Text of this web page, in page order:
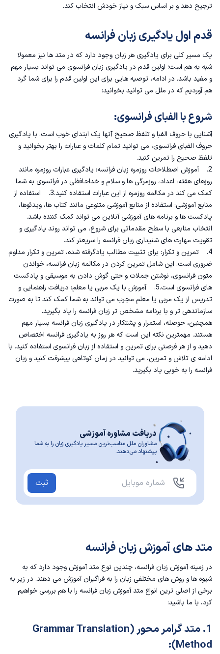
ترجیح دهد و بر اساس سبک و نیاز خودش انتخاب کند.
قدم اول یادگیری زبان فرانسه
یک مسیر کلی برای یادگیری هر زبان وجود دارد که در متد ها نیز معمولا
شبه به هم است؛ اولین قدم در یادگیری زبان فرانسوی می تواند بسیار مهم
و مفید باشد. در ادامه، توصیه هایی برای این اولین قدم را برای شما گرد
هم آوردیم که در ملل می توانید بخوانید:
شروع با الفبای فرانسوی:
آشنایی با حروف الفبا و تلفظ صحیح آنها یک ابتدای خوب است. با یادگیری
حروف الفبای فرانسوی، می توانید تمام کلمات و عبارات را بهتر بخوانید و
تلفظ صحیح را تمرین کنید.
2. آموزش
اصطلاحات روزمره زبان فرانسه: یادگیری عبارات روزمره مانند
روزهای هفته، اعداد، روزمرگی ها و سلام و خداحافظی در فرانسوی به شما
کمک می کند در مکالمه روزمره از این عبارات استفاده کنید.3. استفاده از
منابع آموزشی: استفاده از منابع آموزشی متنوعی مانند کتاب ها، ویدئوها،
پادکست ها و برنامه های آموزشی آنلاین می تواند کمک کننده باشد.
انتخاب منابعی با سطح مقدماتی برای شروع، می تواند روند یادگیری و
تقویت مهارت های شنیداری زبان فرانسه را سریعتر کند.
4. تمرین و تکرار: برای تثبیت مطالب یادگرفته شده، تمرین و تکرار مداوم
ضروری است. این شامل تمرین کردن در مکالمه زبان فرانسه، خواندن
متون فرانسوی، نوشتن جملات و حتی گوش دادن به موسیقی و پادکست
های فرانسوی است.5. آموزش با یک مربی یا معلم: دریافت راهنمایی و
تدریس از یک مربی یا معلم مجرب می تواند به شما کمک کند تا به صورت
سازماندهی تر و با برنامه مشخص تر زبان فرانسه را یاد بگیرید.
همچنین، حوصله، استمرار و پشتکار در یادگیری زبان فرانسه بسیار مهم
هستند. مهمترین نکته این است که هر روز به یادگیری فرانسه اختصاص
دهید و از هر فرصتی برای تمرین و استفاده از زبان فرانسوی استفاده کنید. با
ادامه ی تلاش و تمرین، می توانید در زمان کوتاهی پیشرفت کنید و زبان
فرانسه را به خوبی یاد بگیرید.
دریافت مشاوره آموزشی
مشاوران ملل مناسب‌ترین مسیر یادگیری زبان را به شما
پیشنهاد می‌دهند.
ثبت
متد های آموزش زبان فرانسه
در زمینه آموزش زبان فرانسه، چندین نوع متد آموزش وجود دارد که به
شیوه ها و روش های مختلفی زبان را به فراگیران آموزش می دهند. در زیر به
برخی از اصلی ترین انواع متد آموزش زبان فرانسه را با هم بررسی خواهیم
کرد، با ما باشید:
1. متد گرامر محور (Grammar Translation
Method):